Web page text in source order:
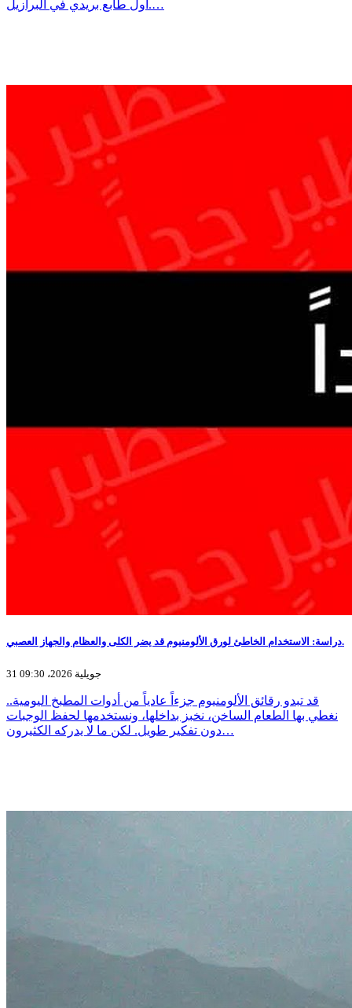
أول طابع بريدي في البرازيل.…
دراسة: الاستخدام الخاطئ لورق الألومنيوم قد يضر الكلى والعظام والجهاز العصبي.
31 جويلية 2026، 09:30
قد تبدو رقائق الألومنيوم جزءاً عادياً من أدوات المطبخ اليومية..
نغطي بها الطعام الساخن، نخبز بداخلها، ونستخدمها لحفظ الوجبات
دون تفكير طويل. لكن ما لا يدركه الكثيرون…